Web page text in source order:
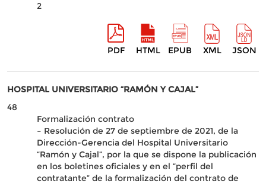
2
PDF HTML EPUB XML JSON
HOSPITAL UNIVERSITARIO “RAMÓN Y CAJAL”
48
Formalización contrato
– Resolución de 27 de septiembre de 2021, de la
Dirección-Gerencia del Hospital Universitario
“Ramón y Cajal”, por la que se dispone la publicación
en los boletines oficiales y en el “perfil del
contratante” de la formalización del contrato de